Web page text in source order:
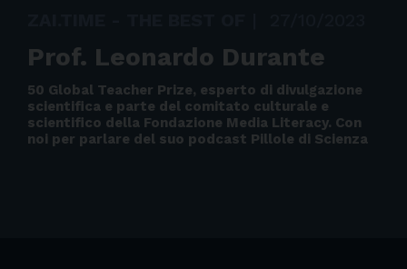
Prof. Leonardo Durante
50 Global Teacher Prize, esperto di divulgazione
scientifica e parte del comitato culturale e
scientifico della Fondazione Media Literacy. Con
noi per parlare del suo podcast Pillole di Scienza